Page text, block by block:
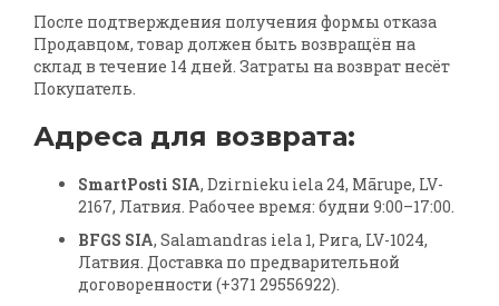
После подтверждения получения формы отказа
Продавцом, товар должен быть возвращён на
склад в течение 14 дней. Затраты на возврат несёт
Покупатель.
Адреса для возврата:
SmartPosti SIA, Dzirnieku iela 24, Mārupe, LV-
2167, Латвия. Рабочее время: будни 9:00–17:00.
BFGS SIA, Salamandras iela 1, Рига, LV-1024,
Латвия. Доставка по предварительной
договоренности (+371 29556922).